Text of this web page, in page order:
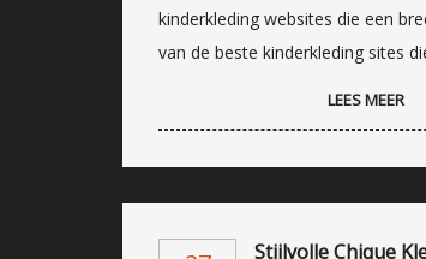
kinderkleding websites die een
van de beste kinderkleding sites
LEES MEER
Stijlvolle Chique